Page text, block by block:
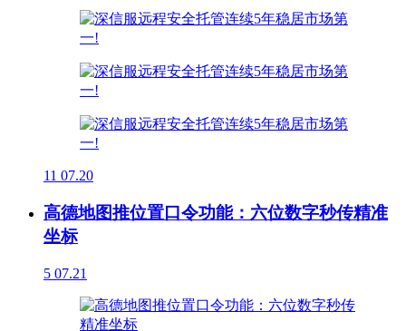
11 07.20
高德地图推位置口令功能：六位数字秒传精准
坐标
5 07.21